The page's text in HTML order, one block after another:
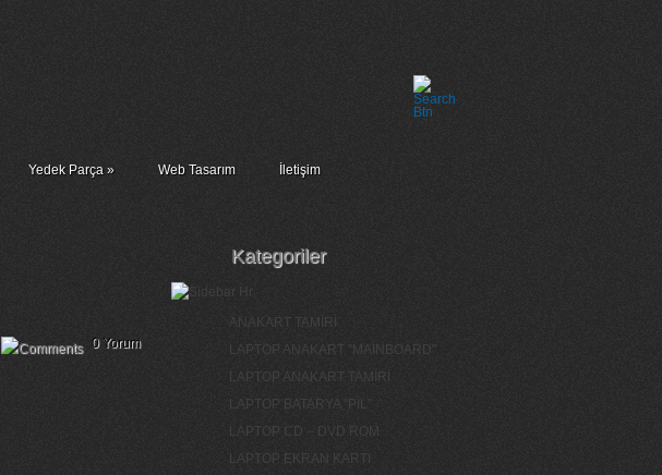
Yedek Parça» Web Tasarım İletişim
0 Yorum
Kategoriler
ANAKART TAMİRİ
LAPTOP ANAKART "MAİNBOARD"
LAPTOP ANAKART TAMİRİ
LAPTOP BATARYA "PİL"
LAPTOP CD – DVD ROM
LAPTOP EKRAN KARTI